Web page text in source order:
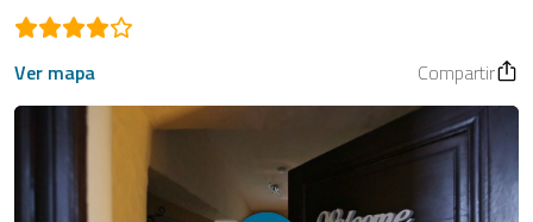
Propietario
Ver mapa Compartir